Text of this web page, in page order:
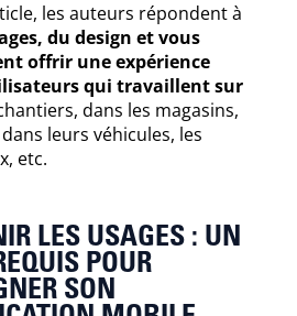
les auteurs répondent à
du design et vous
offrir une expérience
qui travaillent sur
dans les magasins,
leurs véhicules, les
etc.
LES USAGES : UN
POUR
SON